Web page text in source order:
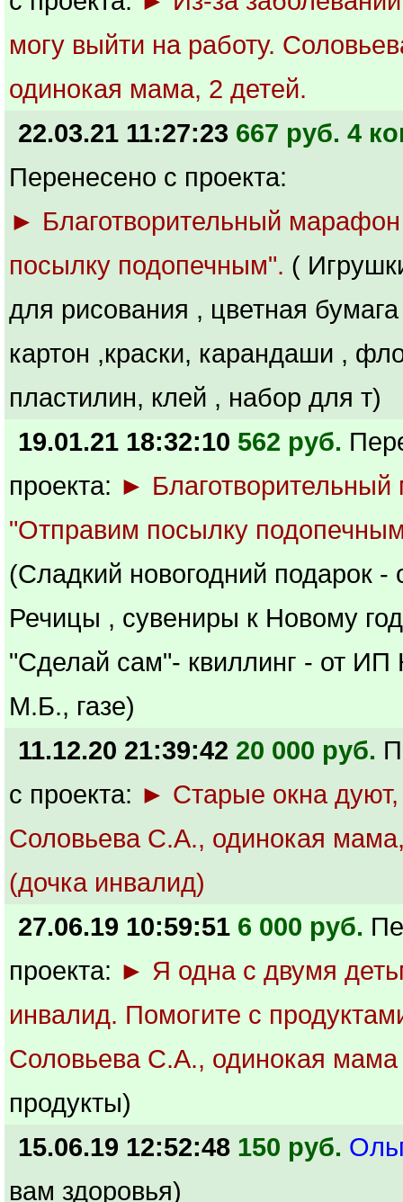
могу выйти на работу.
одинокая мама, 2 детей.
22.03.21 11:27:23 667 руб. 4
Перенесено с проекта:
► Благотворительный
посылку подопечным". (
для рисования , цветная
картон ,краски, карандаши ,
пластилин, клей , набор для т)
19.01.21 18:32:10 562 руб.
проекта: ►
"Отправим посылку
(Сладкий новогодний подарок -
Речицы , сувениры к Новому
"Сделай сам"- квиллинг - от ИП
М.Б., газе)
11.12.20 21:39:42 20 000 руб.
с проекта: ► Старые окна дуют,
Соловьева С.А., одинокая
(дочка инвалид)
27.06.19 10:59:51 6 000 руб.
проекта: ► Я одна с двумя
инвалид. Помогите с
Соловьева С.А., одинокая мама
продукты)
15.06.19 12:52:48 150 руб.
вам здоровья)